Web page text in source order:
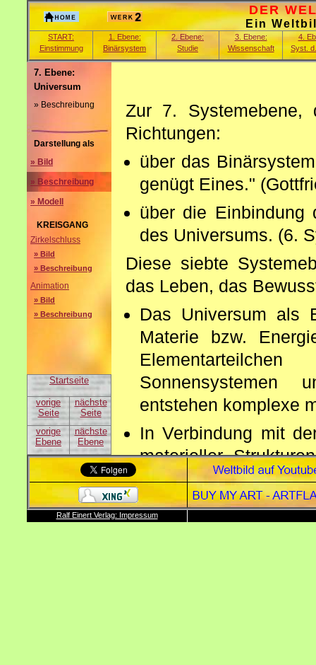
DER
Ein
START:
Einstimmung
1. Ebene:
Binärsystem
2. Ebene:
Studie
3. Ebene:
Wissenschaft
4.
Syst.
7. Ebene:
Universum
» Beschreibung
Darstellung als
» Bild
» Beschreibung
» Modell
KREISGANG
Zirkelschluss
» Bild
» Beschreibung
Animation
» Bild
» Beschreibung
Startseite
vorige
Seite
nächste
Seite
vorige
Ebene
nächste
Ebene
Zur 7. Systemebene,
Richtungen:
über das
genügt Eines."
über die Einbindung
des Universums. (6.
Diese siebte
das Leben, das
Das Universum als
Materie bzw.
Sonnensystemen
entstehen komplexe
In Verbindung mit
materieller
Schließlich sind die
als Materie. Die
und Mehrzellern.
Ralf Einert Verlag: Impressum